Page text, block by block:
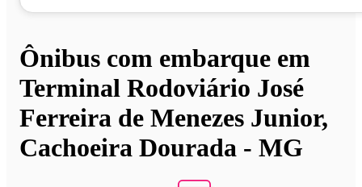
Ônibus com embarque em
Terminal Rodoviário José
Ferreira de Menezes Junior,
Cachoeira Dourada - MG